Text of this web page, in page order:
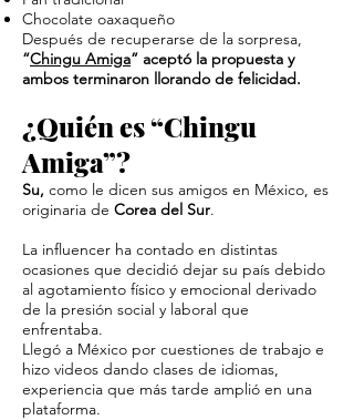
Chocolate oaxaqueño
Después de recuperarse de la sorpresa,
“Chingu Amiga” aceptó la propuesta y
ambos terminaron llorando de felicidad.
¿Quién es “Chingu
Amiga”?
Su, como le dicen sus amigos en México, es
originaria de Corea del Sur.
La influencer ha contado en distintas
ocasiones que decidió dejar su país debido
al agotamiento físico y emocional derivado
de la presión social y laboral que
enfrentaba.
Llegó a México por cuestiones de trabajo e
hizo videos dando clases de idiomas,
experiencia que más tarde amplió en una
plataforma.